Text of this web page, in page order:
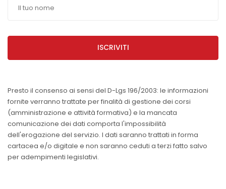
ISCRIVITI
Presto il consenso ai sensi del D-Lgs 196/2003: le informazioni
fornite verranno trattate per finalità di gestione dei corsi
(amministrazione e attività formativa) e la mancata
comunicazione dei dati comporta l'impossibilità
dell'erogazione del servizio. I dati saranno trattati in forma
cartacea e/o digitale e non saranno ceduti a terzi fatto salvo
per adempimenti legislativi.